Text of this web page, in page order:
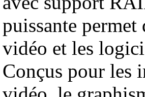
puissante permet
vidéo et les
Conçus pour les